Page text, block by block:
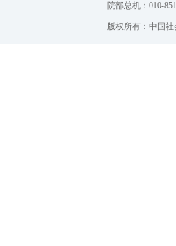
院部总机：010-
版权所有：中国